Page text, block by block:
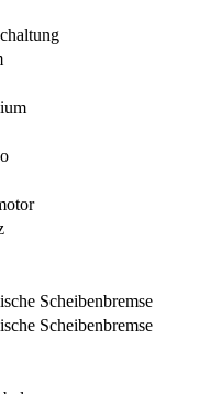
Scheibenbremse
Scheibenbremse